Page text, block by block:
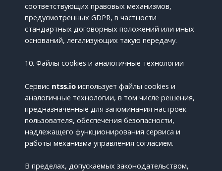
соответствующих правовых механизмов,
предусмотренных GDPR, в частности
стандартных договорных положений или иных
оснований, легализующих такую передачу.
10. Файлы cookies и аналогичные технологии
Сервис ntss.io использует файлы cookies и
аналогичные технологии, в том числе решения,
предназначенные для запоминания настроек
пользователя, обеспечения безопасности,
надлежащего функционирования сервиса и
работы механизма управления согласием.
В пределах, допускаемых законодательством,